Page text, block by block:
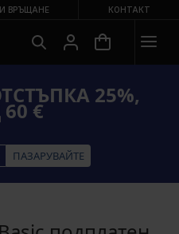
ВРЪЩАНЕ КОНТАКТ
25%,
€
ПАЗАРУВАЙТЕ